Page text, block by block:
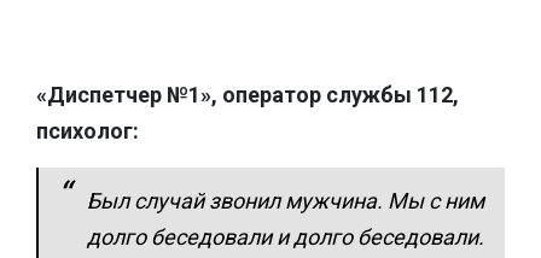
«Диспетчер №1», оператор службы 112,
психолог:
Был случай звонил мужчина. Мы с ним
долго беседовали и долго беседовали.